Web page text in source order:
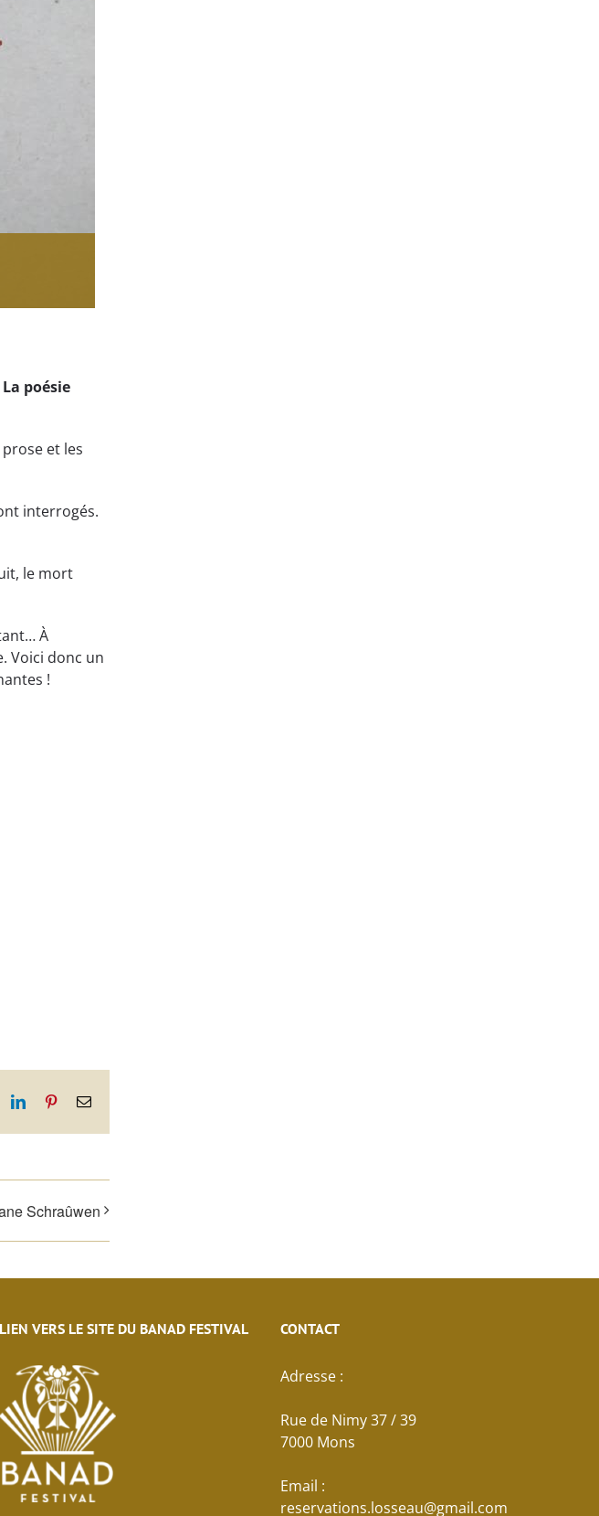
poésie
et les
interrogés.
le mort
À
Voici donc un
!
LinkedInPinterestEmail
Schraûwen
LIEN VERS LE SITE DU BANAD FESTIVAL CONTACT
Adresse :
Rue de Nimy 37 / 39
7000 Mons
Email :
reservations.losseau@gmail.com